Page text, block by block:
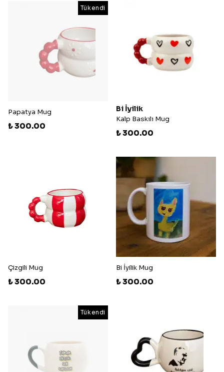
Tükendi
Papatya Mug
₺ 300.00
Bi İyilik
Kalp Baskılı Mug
₺ 300.00
Çizgili Mug
₺ 300.00
Bi İyilik Mug
₺ 300.00
Tükendi